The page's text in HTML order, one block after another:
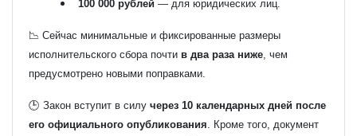
100 000 рублей — для юридических лиц.
📉 Сейчас минимальные и фиксированные размеры
исполнительского сбора почти в два раза ниже , чем
предусмотрено новыми поправками.
🕒 Закон вступит в силу через 10 календарных дней после
его официального опубликования . Кроме того, документ